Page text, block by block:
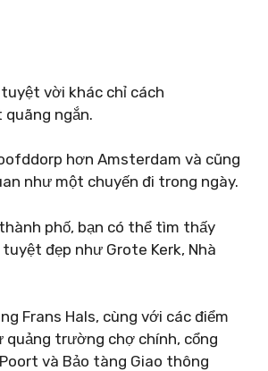
vời khác chỉ cách
ngắn.
hơn Amsterdam và cũng
như một chuyến đi trong ngày.
phố, bạn có thể tìm thấy
đẹp như Grote Kerk, Nhà
Frans Hals, cùng với các điểm
quảng trường chợ chính, cổng
và Bảo tàng Giao thông